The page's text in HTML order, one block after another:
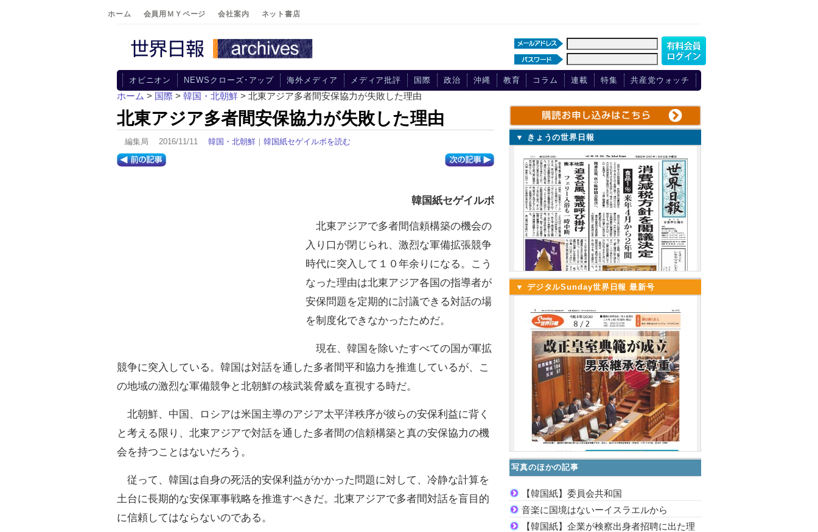
ホーム 会員用ＭＹページ 会社案内 ネット書店
オピニオン NEWSクローズ･アップ 海外メディア メディア批評 国際 政治 沖縄 教育 コラム 連載 特集 共産党ウォッチ
ホーム > 国際 > 韓国・北朝鮮 > 北東アジア多者間安保協力が失敗した理由
北東アジア多者間安保協力が失敗した理由
編集局 2016/11/11 韓国・北朝鮮 ｜ 韓国紙セゲイルボを読む
韓国紙セゲイルボ
北東アジアで多者間信頼構築の機会の
入り口が閉じられ、激烈な軍備拡張競争
時代に突入して１０年余りになる。こう
なった理由は北東アジア各国の指導者が
安保問題を定期的に討議できる対話の場
を制度化できなかったためだ。
現在、韓国を除いたすべての国が軍拡
競争に突入している。韓国は対話を通した多者間平和協力を推進しているが、こ
の地域の激烈な軍備競争と北朝鮮の核武装脅威を直視する時だ。
北朝鮮、中国、ロシアは米国主導のアジア太平洋秩序が彼らの安保利益に背く
と考える限り、北東アジアで対話を通した多者間の信頼構築と真の安保協力の機
会を持つことはないだろう。
従って、韓国は自身の死活的安保利益がかかった問題に対して、冷静な計算を
土台に長期的な安保軍事戦略を推進すべきだ。北東アジアで多者間対話を盲目的
に信頼してはならないのである。
▼ きょうの世界日報
▼ デジタルSunday世界日報 最新号
写真のほかの記事
【韓国紙】委員会共和国
音楽に国境はないーイスラエルから
【韓国紙】企業が検察出身者招聘に出た理